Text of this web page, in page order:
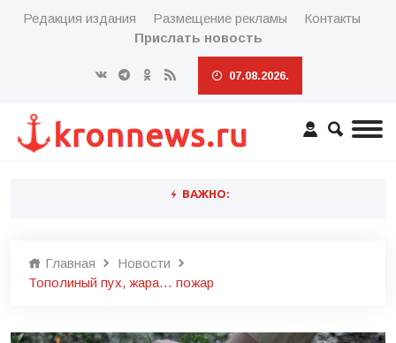
Редакция издания Размещение рекламы
Контакты
Прислать новость
07.08.2026.
ВАЖНО:
Главная
Новости
Тополиный пух, жара… пожар